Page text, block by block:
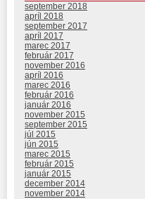
september 2018
apríl 2018
september 2017
apríl 2017
marec 2017
február 2017
november 2016
apríl 2016
marec 2016
február 2016
január 2016
november 2015
september 2015
júl 2015
jún 2015
marec 2015
február 2015
január 2015
december 2014
november 2014